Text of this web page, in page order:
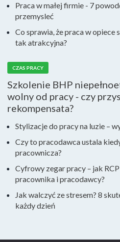
Praca w małej firmie - 7
przemysleć
Co sprawia, że praca w opiece
tak atrakcyjna?
CZAS PRACY
Szkolenie BHP
wolny od pracy - czy
rekompensata?
Stylizacje do pracy na luzie –
Czy to pracodawca ustala
pracownicza?
Cyfrowy zegar pracy – jak
pracownika i pracodawcy?
Jak walczyć ze stresem? 8
każdy dzień